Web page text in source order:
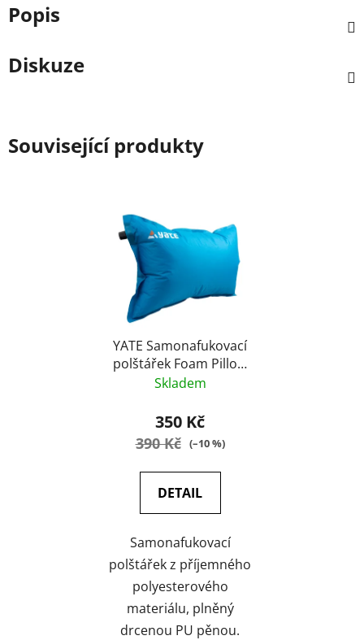
Popis
Diskuze
Související produkty
YATE Samonafukovací
polštářek Foam Pillow
– 50x32x15 cm
Skladem
350 Kč
390 Kč (–10 %)
DETAIL
Samonafukovací
polštářek z příjemného
polyesterového
materiálu, plněný
drcenou PU pěnou.